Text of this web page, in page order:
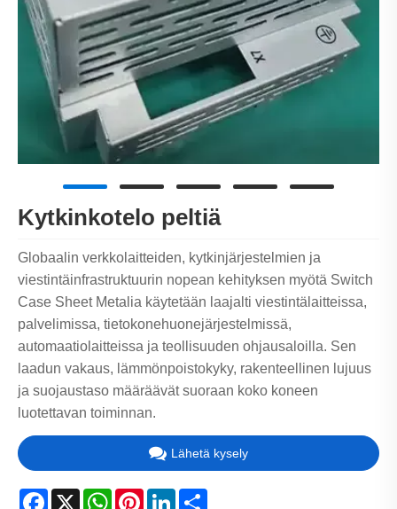
Kytkinkotelo peltiä
Globaalin verkkolaitteiden, kytkinjärjestelmien ja
viestintäinfrastruktuurin nopean kehityksen myötä Switch
Case Sheet Metalia käytetään laajalti viestintälaitteissa,
palvelimissa, tietokonehuonejärjestelmissä,
automaatiolaitteissa ja teollisuuden ohjausaloilla. Sen
laadun vakaus, lämmönpoistokyky, rakenteellinen lujuus
ja suojaustaso määräävät suoraan koko koneen
luotettavan toiminnan.
Lähetä kysely
Facebook
X WhatsApp
PinterestLinkedIn